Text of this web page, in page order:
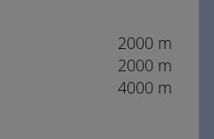
2000 m
2000 m
4000 m